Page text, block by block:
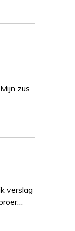
zus
verslag